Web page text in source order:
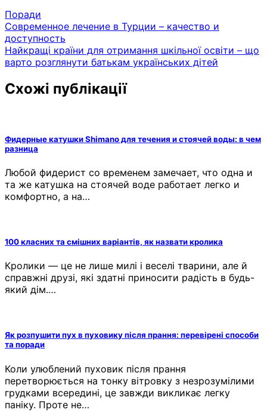
Поради
Навігація
записів
Современное лечение в Турции – качество и
доступность
Найкращі країни для отримання шкільної освіти – що
варто розглянути батькам українських дітей
Схожі публікації
Фидерные катушки Shimano для течения и стоячей воды: в чем
разница
Любой фидерист со временем замечает, что одна и
та же катушка на стоячей воде работает легко и
комфортно, а на…
100 класних та смішних варіантів, як назвати кролика
Кролики — це не лише милі і веселі тварини, але й
справжні друзі, які здатні приносити радість в будь-
який дім.…
Як розпушити пух в пуховику після прання: перевірені способи
та поради
Коли улюблений пуховик після прання
перетворюється на тонку вітровку з незрозумілими
грудками всередині, це завжди викликає легку
паніку. Проте не…